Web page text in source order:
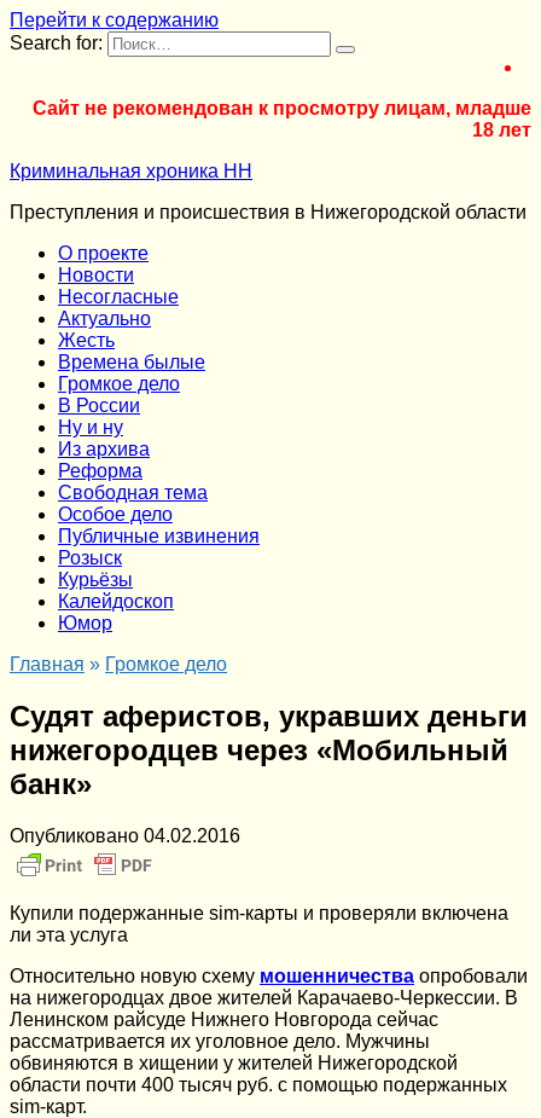
Перейти к содержанию
Search for:
Сайт не рекомендован к просмотру лицам, младше
18 лет
Криминальная хроника НН
Преступления и происшествия в Нижегородской области
О проекте
Новости
Несогласные
Актуально
Жесть
Времена былые
Громкое дело
В России
Ну и ну
Из архива
Реформа
Cвободная тема
Особое дело
Публичные извинения
Розыск
Курьёзы
Калейдоскоп
Юмор
Главная » Громкое дело
Судят аферистов, укравших деньги
нижегородцев через «Мобильный
банк»
Опубликовано 04.02.2016
Купили подержанные sim-карты и проверяли включена
ли эта услуга
Относительно новую схему мошенничества опробовали
на нижегородцах двое жителей Карачаево-Черкессии. В
Ленинском райсуде Нижнего Новгорода сейчас
рассматривается их уголовное дело. Мужчины
обвиняются в хищении у жителей Нижегородской
области почти 400 тысяч руб. с помощью подержанных
sim-карт.